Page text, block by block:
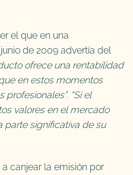
el que en una
de 2009 advertía del
ofrece una rentabilidad
en estos momentos
“Si el
valores en el mercado
parte significativa de su
canjear la emisión por